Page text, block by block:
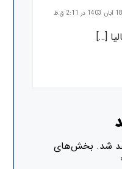
18 آبان 1403 در 2:11 ق.ظ
[…]
شد. بخش‌های